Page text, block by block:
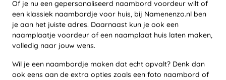
Of je nu een gepersonaliseerd naambord voordeur wilt of
een klassiek naambordje voor huis, bij Namenenzo.nl ben
je aan het juiste adres. Daarnaast kun je ook een
naamplaatje voordeur of een naamplaat huis laten maken,
volledig naar jouw wens.
Wil je een naambordje maken dat echt opvalt? Denk dan
ook eens aan de extra opties zoals een foto naambord of